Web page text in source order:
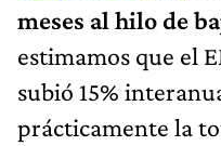
meses al hilo de
estimamos que el
subió 15%
prácticamente la